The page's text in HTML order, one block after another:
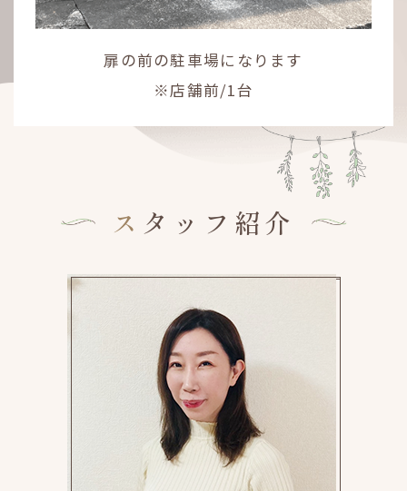
扉の前の駐車場になります
※店舗前/1台
スタッフ紹介